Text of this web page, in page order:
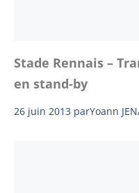
Stade Rennais –
en stand-by
26 juin 2013 parYoann